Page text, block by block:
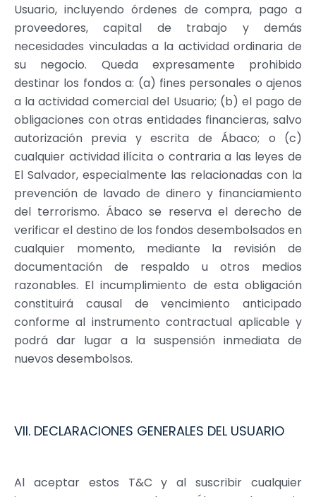
Usuario, incluyendo órdenes de compra, pago a
proveedores, capital de trabajo y demás
necesidades vinculadas a la actividad ordinaria de
su negocio. Queda expresamente prohibido
destinar los fondos a: (a) fines personales o ajenos
a la actividad comercial del Usuario; (b) el pago de
obligaciones con otras entidades financieras, salvo
autorización previa y escrita de Ábaco; o (c)
cualquier actividad ilícita o contraria a las leyes de
El Salvador, especialmente las relacionadas con la
prevención de lavado de dinero y financiamiento
del terrorismo. Ábaco se reserva el derecho de
verificar el destino de los fondos desembolsados en
cualquier momento, mediante la revisión de
documentación de respaldo u otros medios
razonables. El incumplimiento de esta obligación
constituirá causal de vencimiento anticipado
conforme al instrumento contractual aplicable y
podrá dar lugar a la suspensión inmediata de
nuevos desembolsos.
VII. DECLARACIONES GENERALES DEL USUARIO
Al aceptar estos T&C y al suscribir cualquier